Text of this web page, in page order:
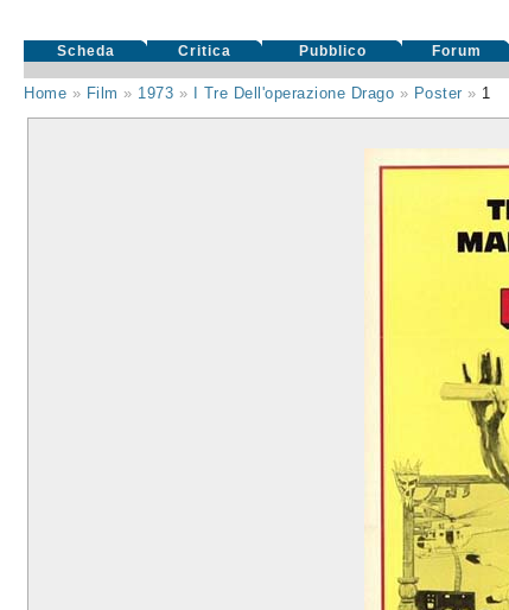
Scheda Critica Pubblico Forum
Home » Film » 1973 » I Tre Dell'operazione Drago » Poster » 1